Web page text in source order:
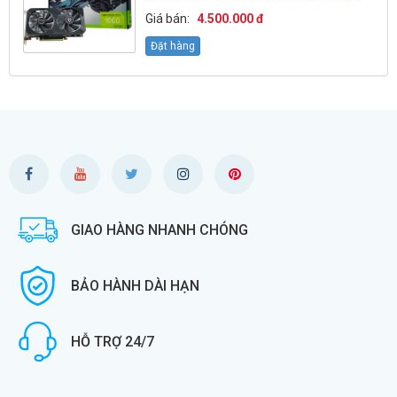
Giá bán: 4.500.000 đ
Đặt hàng
GIAO HÀNG NHANH CHÓNG
BẢO HÀNH DÀI HẠN
HỖ TRỢ 24/7